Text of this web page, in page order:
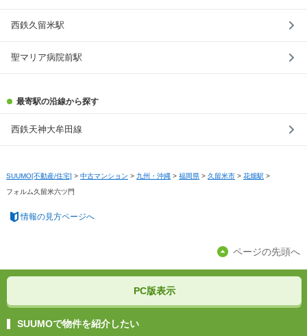
西鉄久留米駅
聖マリア病院前駅
最寄駅の沿線から探す
西鉄天神大牟田線
SUUMO[不動産/住宅] > 中古マンション > 九州・沖縄 > 福岡県 > 久留米市 > 花畑駅 >
フォルム久留米六ツ門
情報の見方ページへ
ページの先頭へ
PC版表示
SUUMOで物件を紹介したい